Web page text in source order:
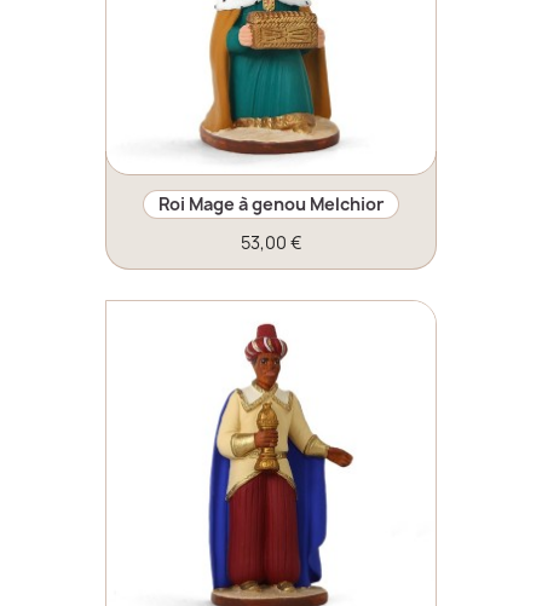
Roi Mage à genou Melchior
53,00 €